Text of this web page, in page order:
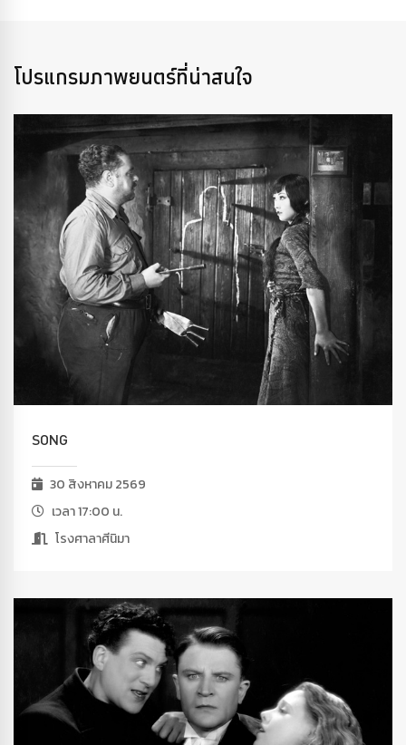
โปรแกรมภาพยนตร์ที่น่าสนใจ
SONG
30 สิงหาคม 2569
เวลา 17:00 น.
โรงศาลาศีนิมา